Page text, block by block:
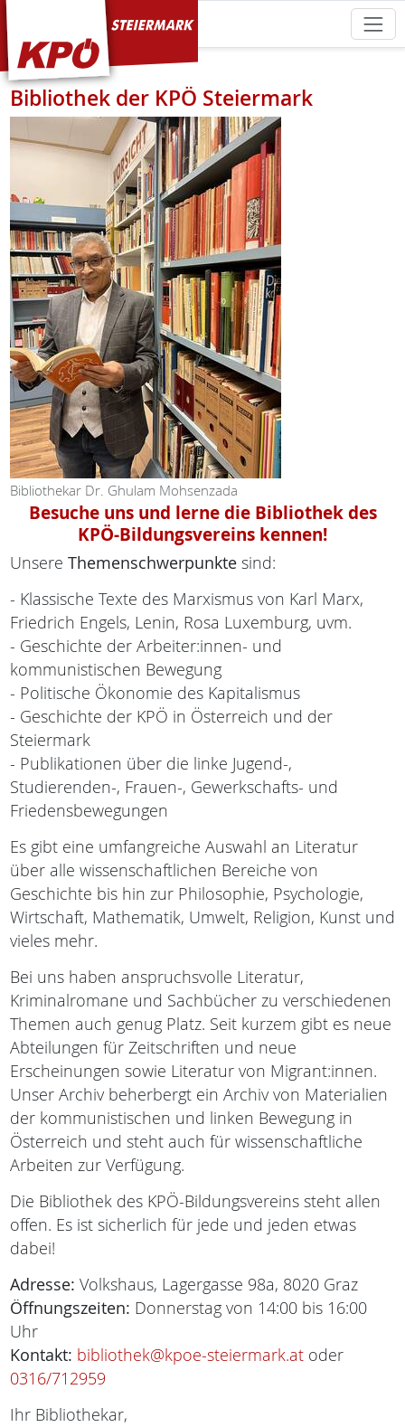
KPÖ Steiermark
Bibliothek der KPÖ Steiermark
Bibliothekar Dr. Ghulam Mohsenzada
Besuche uns und lerne die Bibliothek des
KPÖ-Bildungsvereins kennen!
Unsere Themenschwerpunkte sind:
- Klassische Texte des Marxismus von Karl Marx,
Friedrich Engels, Lenin, Rosa Luxemburg, uvm.
- Geschichte der Arbeiter:innen- und
kommunistischen Bewegung
- Politische Ökonomie des Kapitalismus
- Geschichte der KPÖ in Österreich und der
Steiermark
- Publikationen über die linke Jugend-,
Studierenden-, Frauen-, Gewerkschafts- und
Friedensbewegungen
Es gibt eine umfangreiche Auswahl an Literatur
über alle wissenschaftlichen Bereiche von
Geschichte bis hin zur Philosophie, Psychologie,
Wirtschaft, Mathematik, Umwelt, Religion, Kunst und
vieles mehr.
Bei uns haben anspruchsvolle Literatur,
Kriminalromane und Sachbücher zu verschiedenen
Themen auch genug Platz. Seit kurzem gibt es neue
Abteilungen für Zeitschriften und neue
Erscheinungen sowie Literatur von Migrant:innen.
Unser Archiv beherbergt ein Archiv von Materialien
der kommunistischen und linken Bewegung in
Österreich und steht auch für wissenschaftliche
Arbeiten zur Verfügung.
Die Bibliothek des KPÖ-Bildungsvereins steht allen
offen. Es ist sicherlich für jede und jeden etwas
dabei!
Adresse: Volkshaus, Lagergasse 98a, 8020 Graz
Öffnungszeiten: Donnerstag von 14:00 bis 16:00
Uhr
Kontakt: bibliothek@kpoe-steiermark.atoder
0316/712959
Ihr Bibliothekar,